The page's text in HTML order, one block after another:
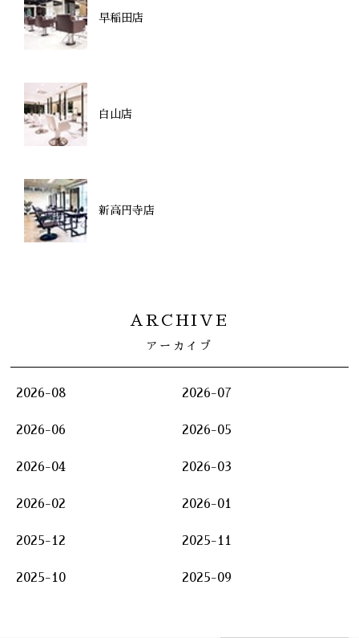
早稲田店
白山店
新高円寺店
ARCHIVE
アーカイブ
2026-08 2026-07
2026-06 2026-05
2026-04 2026-03
2026-02 2026-01
2025-12 2025-11
2025-10 2025-09